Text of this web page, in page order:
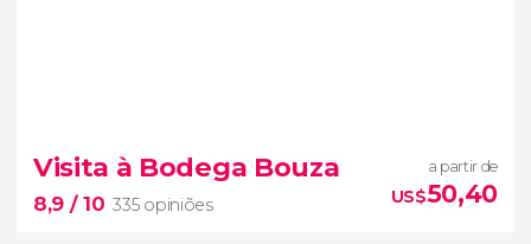
Visita à Bodega Bouza
8,9 / 10 335 opiniões
a partir de
US$50,40